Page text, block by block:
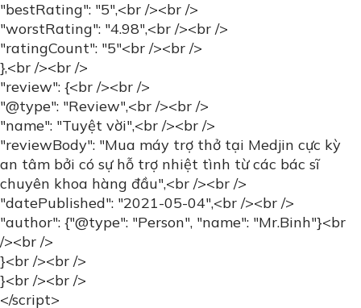
Công ty TNHH Thiết bị y tế MedJin
ĐKKD:Số 14, ngõ 72, Tôn Thất Tùng, Đống Đa,
Hà Nội
VP giao dịch:P405, tầng 4, tòa nhà 88 Phạm
Ngọc Thạch, Đống Đa, Hà Nội
CN Hải Phòng : 702, đường 12A, Khu đô thị Him
Lam, Hùng Vương, Hồng Bàng, Hải Phòng
Hotline:0917992556
Email:Admin@medjin.vn - Info@medjin.vn
CHÍNH SÁCH MUA HÀNG
Chính sách bảo hành
Chính sách bảo mật
Điều khoản dịch vụ
SẢN PHẨM